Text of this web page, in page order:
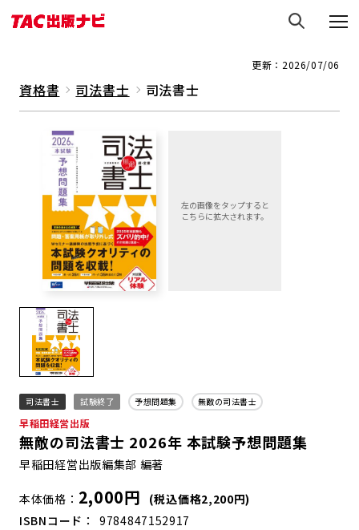
更新：2026/07/06
資格書 司法書士 司法書士
司法書士 試験終了 予想問題集 無敵の司法書士
早稲田経営出版
無敵の司法書士 2026年 本試験予想問題集
早稲田経営出版編集部 編著
本体価格 2,000円
(税込価格2,200円)
ISBNコード
9784847152917